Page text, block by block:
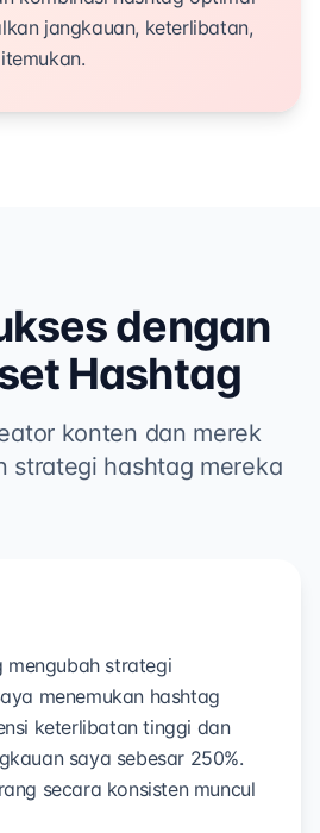
jangkauan, keterlibatan,
dengan
Hashtag
konten dan merek
strategi hashtag mereka
mengubah strategi
menemukan hashtag
keterlibatan tinggi dan
saya sebesar 250%.
secara konsisten muncul